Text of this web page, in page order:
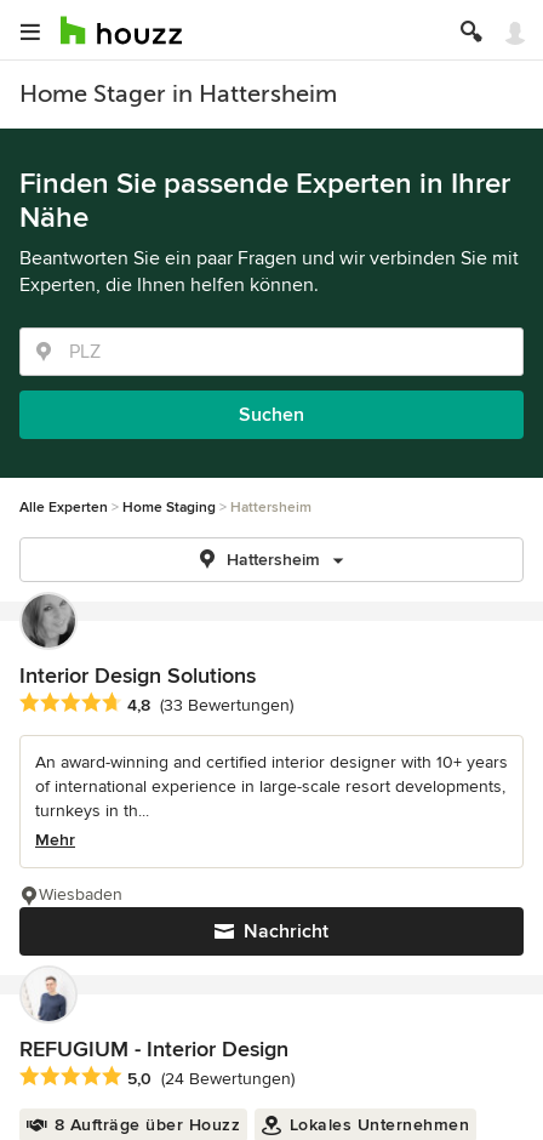
Home Stager in Hattersheim
Finden Sie passende Experten in Ihrer
Nähe
Beantworten Sie ein paar Fragen und wir verbinden Sie mit
Experten, die Ihnen helfen können.
Suchen
Alle Experten Home Staging Hattersheim
Hattersheim
Interior Design Solutions
Durchschnittliche Bewertung: 4.8 von 5 Sternen
4,8 (33 Bewertungen)
An award-winning and certified interior designer with 10+ years
of international experience in large-scale resort developments,
turnkeys in th...
Mehr
Nachricht
Wiesbaden
REFUGIUM - Interior Design
Durchschnittliche Bewertung: 5 von 5 Sternen
5,0 (24 Bewertungen)
8 Aufträge über Houzz Lokales Unternehmen